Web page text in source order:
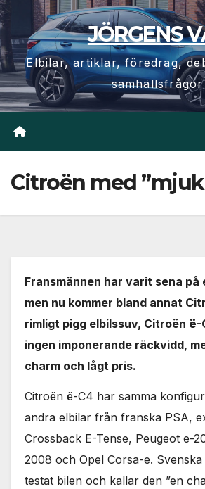
Hoppa
till
innehåll
JÖRGENS
Elbilar, artiklar, föredrag,
samhällsfrågor
Citroën med
Fransmännen har varit sena på
men nu kommer bland annat
rimligt pigg elbilssuv, Citroën ë-
ingen imponerande räckvidd,
charm och lågt pris.
Citroën ë-C4 har samma
andra elbilar från franska PSA,
Crossback E-Tense, Peugeot e-
2008 och Opel Corsa-e.
testat bilen och kallar den ”en